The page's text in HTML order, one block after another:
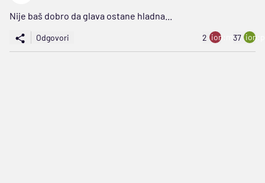
Nije baš dobro da glava ostane hladna...
Odgovori 2 ion:minus
37